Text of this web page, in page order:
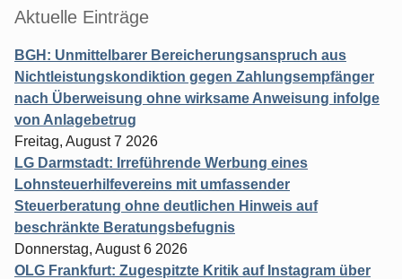
Aktuelle Einträge
BGH: Unmittelbarer Bereicherungsanspruch aus
Nichtleistungskondiktion gegen Zahlungsempfänger
nach Überweisung ohne wirksame Anweisung infolge
von Anlagebetrug
Freitag, August 7 2026
LG Darmstadt: Irreführende Werbung eines
Lohnsteuerhilfevereins mit umfassender
Steuerberatung ohne deutlichen Hinweis auf
beschränkte Beratungsbefugnis
Donnerstag, August 6 2026
OLG Frankfurt: Zugespitzte Kritik auf Instagram über